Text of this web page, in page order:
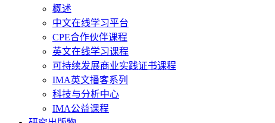
概述
中文在线学习平台
CPE合作伙伴课程
英文在线学习课程
可持续发展商业实践证书课程
IMA英文播客系列
科技与分析中心
IMA公益课程